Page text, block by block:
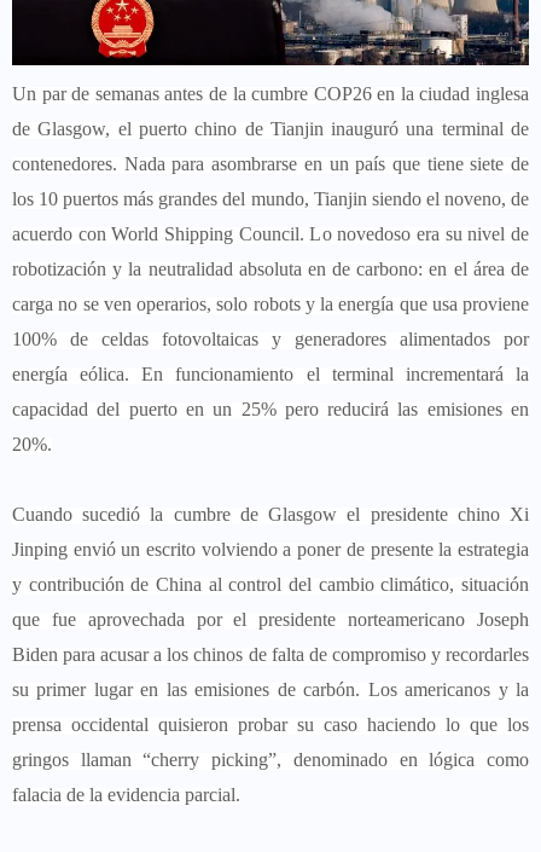
Un par de semanas antes de la cumbre COP26 en la ciudad inglesa
de Glasgow, el puerto chino de Tianjin inauguró una terminal de
contenedores. Nada para asombrarse en un país que tiene siete de
los 10 puertos más grandes del mundo, Tianjin siendo el noveno, de
acuerdo con World Shipping Council. Lo novedoso era su nivel de
robotización y la neutralidad absoluta en de carbono: en el área de
carga no se ven operarios, solo robots y la energía que usa proviene
100% de celdas fotovoltaicas y generadores alimentados por
energía eólica. En funcionamiento el terminal incrementará la
capacidad del puerto en un 25% pero reducirá las emisiones en
20%.
Cuando sucedió la cumbre de Glasgow el presidente chino Xi
Jinping envió un escrito volviendo a poner de presente la estrategia
y contribución de China al control del cambio climático, situación
que fue aprovechada por el presidente norteamericano Joseph
Biden para acusar a los chinos de falta de compromiso y recordarles
su primer lugar en las emisiones de carbón. Los americanos y la
prensa occidental quisieron probar su caso haciendo lo que los
gringos llaman “cherry picking”, denominado en lógica como
falacia de la evidencia parcial.